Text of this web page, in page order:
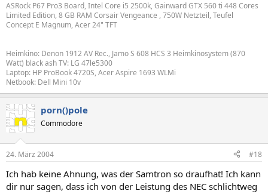
ASRock P67 Pro3 Board, Intel Core i5 2500k, Gainward GTX 560 ti 448 Cores
Limited Edition, 8 GB RAM Corsair Vengeance , 750W Netzteil, Teufel
Concept E Magnum, Acer 24" TFT
Heimkino: Denon 1912 AV Rec., Jamo S 608 HCS 3 Heimkinosystem (870
Watt) black ash TV: LG 47le5300
Laptop: HP ProBook 4720S, Acer Aspire 1693 WLMi
Netbook: Dell Mini 10v
porn()pole
Commodore
24. März 2004 #18
Ich hab keine Ahnung, was der Samtron so draufhat! Ich kann
dir nur sagen, dass ich von der Leistung des NEC schlichtweg